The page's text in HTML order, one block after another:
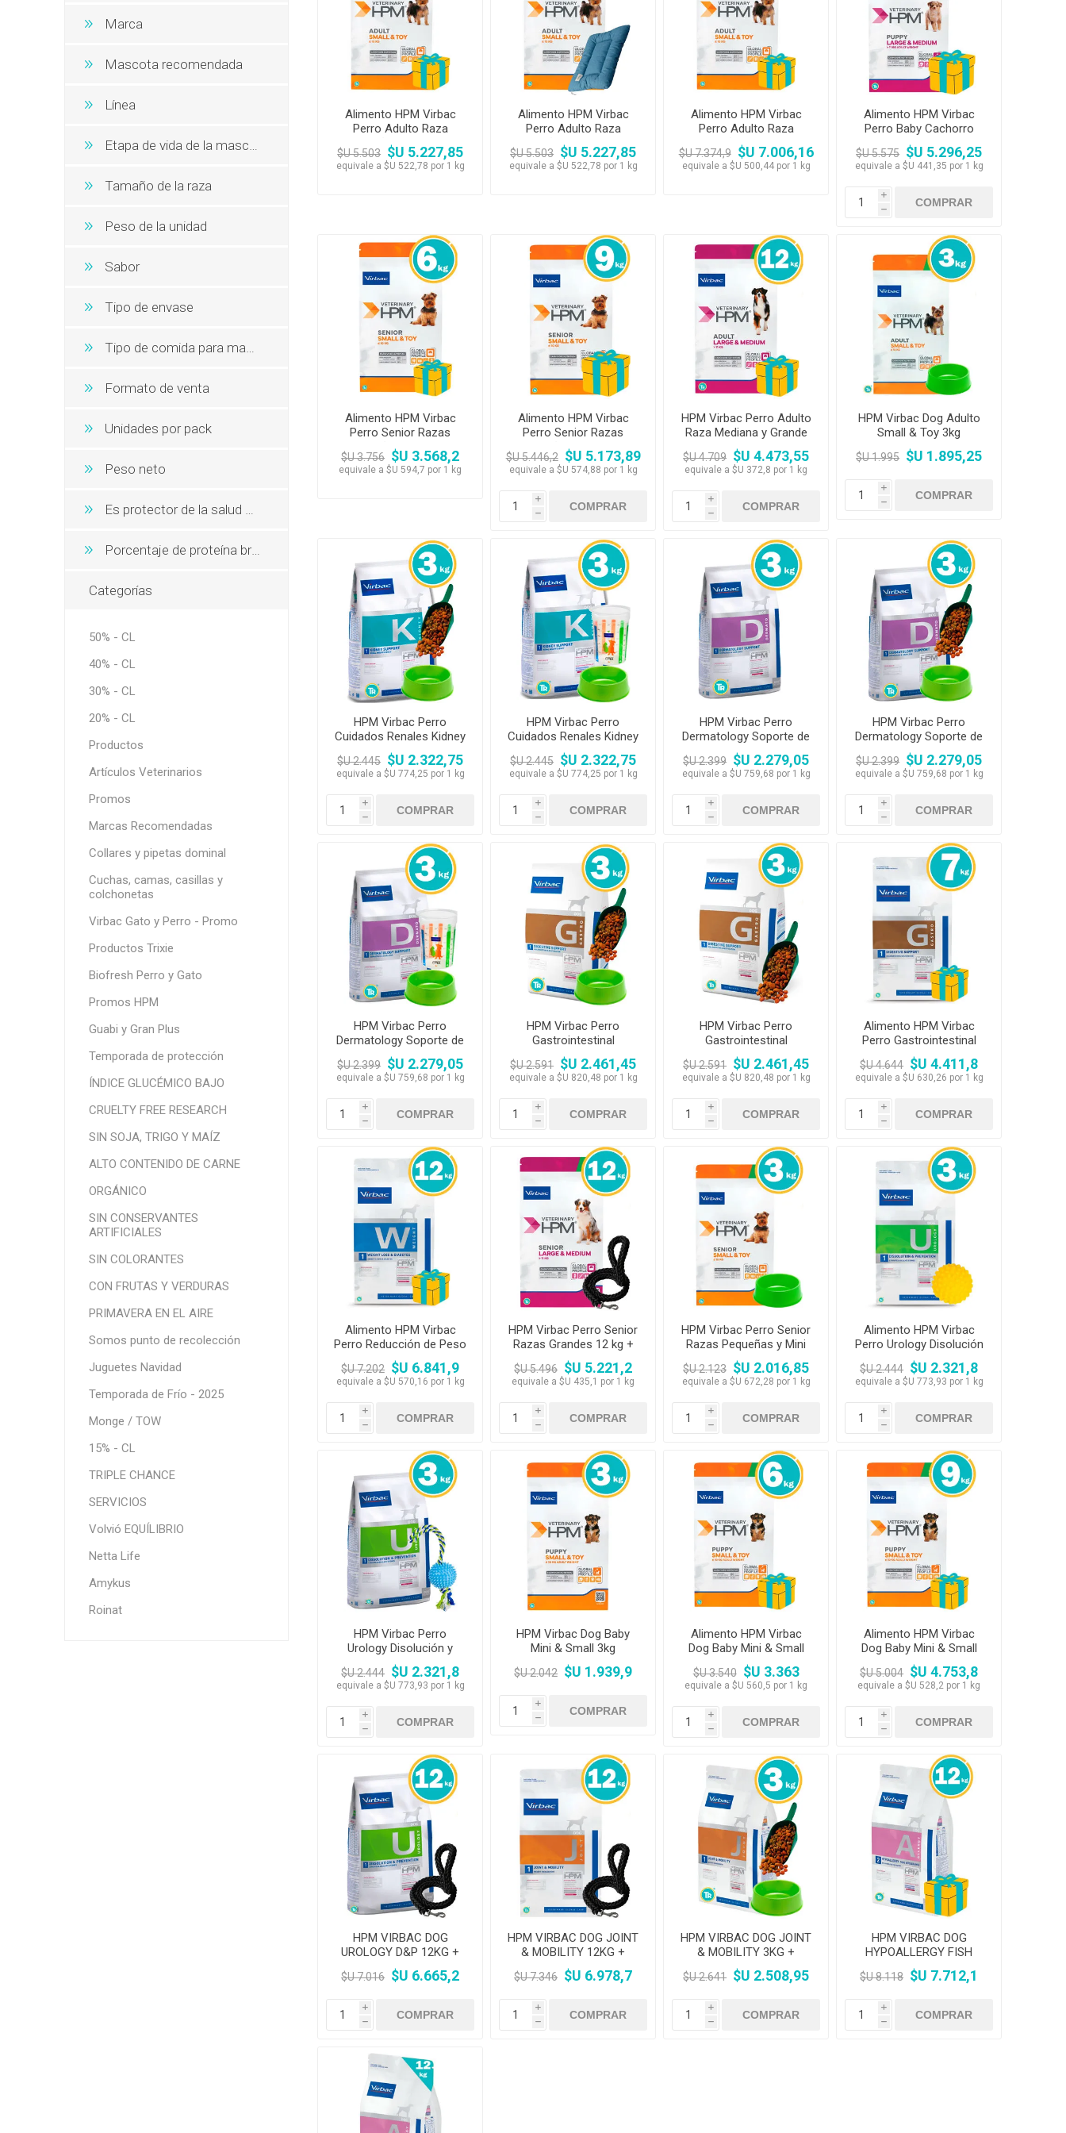
MV Holliday
Primocao
Three Dogs &
Three Cats
Kat Bom
Cachorreiros
Monello Bites
Dietas Veterinarias
Comedero y Bebedero
Juguetes
Chapitas identificatorias
Colchonetas
Estética e Higiene
Antipulgas y Antiparasitarios
Artículos Postoperatorio
Shampoos
Snacks, Premios y Patés
Dietas Veterinarias
Transportadoras
Collares y Arneses
Rascadores
Chapitas Identificatorias
Camas y Cuchas
Medicamentos
Estética (Cepillos, peines y
tijeras)
Antipulgas y Antiparasitarios
Alimento HPM Virbac
Perro Adulto Raza
Pequeña y Mini 10 kg
$U 5.503 $U 5.227,85
equivale a $U 522,78 por 1 kg
Alimento HPM Virbac
Perro Adulto Raza
Pequeña y Mini 10 kg +
colchoneta HPM
$U 5.503 $U 5.227,85
equivale a $U 522,78 por 1 kg
Alimento HPM Virbac
Perro Adulto Raza
Pequeña y Mini 14kg
$U 7.374,9 $U 7.006,16
equivale a $U 500,44 por 1 kg
Alimento HPM Virbac
Perro Baby Cachorro
Raza Mediana y Grande
12 kg
$U 5.575 $U 5.296,25
equivale a $U 441,35 por 1 kg
i
h
Alimento HPM Virbac
Perro Senior Razas
Pequeñas y Mini 6kg
$U 3.756 $U 3.568,2
equivale a $U 594,7 por 1 kg
Alimento HPM Virbac
Perro Senior Razas
Pequeñas y Mini 9 kg
$U 5.446,2 $U 5.173,89
equivale a $U 574,88 por 1 kg
i
h
HPM Virbac Perro Adulto
Raza Mediana y Grande
12kg nuevo envase
$U 4.709 $U 4.473,55
equivale a $U 372,8 por 1 kg
i
h
HPM Virbac Dog Adulto
Small & Toy 3kg
$U 1.995 $U 1.895,25
i
h
HPM Virbac Perro
Cuidados Renales Kidney
Support 3kg + Pala +
Comedero
$U 2.445 $U 2.322,75
equivale a $U 774,25 por 1 kg
i
h
HPM Virbac Perro
Cuidados Renales Kidney
Support 3kg + Vaso +
Comedero
$U 2.445 $U 2.322,75
equivale a $U 774,25 por 1 kg
i
h
HPM Virbac Perro
Dermatology Soporte de
Piel y Pelo 3kg - PROMO
EXPRESS
$U 2.399 $U 2.279,05
equivale a $U 759,68 por 1 kg
i
h
HPM Virbac Perro
Dermatology Soporte de
Piel y Pelo 3kg + Pala +
Comedero
$U 2.399 $U 2.279,05
equivale a $U 759,68 por 1 kg
i
h
HPM Virbac Perro
Dermatology Soporte de
Piel y Pelo 3kg +
Comedero + Vaso -
PROMO WEB
$U 2.399 $U 2.279,05
equivale a $U 759,68 por 1 kg
i
h
HPM Virbac Perro
Gastrointestinal
Trastornos Digestivos
3kg + Pala + Plato
$U 2.591 $U 2.461,45
equivale a $U 820,48 por 1 kg
i
h
HPM Virbac Perro
Gastrointestinal
Trastornos Digestivos
3kg + Pala Dosificadora
$U 2.591 $U 2.461,45
equivale a $U 820,48 por 1 kg
i
h
Alimento HPM Virbac
Perro Gastrointestinal
Trastornos Digestivos
7kg
$U 4.644 $U 4.411,8
equivale a $U 630,26 por 1 kg
i
h
Alimento HPM Virbac
Perro Reducción de Peso
y Diabetes 12kg
$U 7.202 $U 6.841,9
equivale a $U 570,16 por 1 kg
i
h
HPM Virbac Perro Senior
Razas Grandes 12 kg +
Correa trenzada
$U 5.496 $U 5.221,2
equivale a $U 435,1 por 1 kg
i
h
HPM Virbac Perro Senior
Razas Pequeñas y Mini
3kg + Comedero
$U 2.123 $U 2.016,85
equivale a $U 672,28 por 1 kg
i
h
Alimento HPM Virbac
Perro Urology Disolución
y Prevención 3kg +
Pelota
$U 2.444 $U 2.321,8
equivale a $U 773,93 por 1 kg
i
h
HPM Virbac Perro
Urology Disolución y
Prevención 3kg +
Juguete
$U 2.444 $U 2.321,8
equivale a $U 773,93 por 1 kg
i
h
HPM Virbac Dog Baby
Mini & Small 3kg
$U 2.042 $U 1.939,9
i
h
Alimento HPM Virbac
Dog Baby Mini & Small
6kg
$U 3.540 $U 3.363
equivale a $U 560,5 por 1 kg
i
h
Alimento HPM Virbac
Dog Baby Mini & Small
9kg
$U 5.004 $U 4.753,8
equivale a $U 528,2 por 1 kg
i
h
HPM VIRBAC DOG
UROLOGY D&P 12KG +
Correa trenzada
$U 7.016 $U 6.665,2
i
h
HPM VIRBAC DOG JOINT
& MOBILITY 12KG +
correa trenzada
$U 7.346 $U 6.978,7
i
h
HPM VIRBAC DOG JOINT
& MOBILITY 3KG +
COMEDERO + PALA
$U 2.641 $U 2.508,95
i
h
HPM VIRBAC DOG
HYPOALLERGY FISH
PROTEIN 12KG
$U 8.118 $U 7.712,1
i
h
Marca
Mascota recomendada
Línea
Etapa de vida de la mascota
Tamaño de la raza
Peso de la unidad
Sabor
Tipo de envase
Tipo de comida para mascotas
Formato de venta
Unidades por pack
Peso neto
Es protector de la salud oral
Porcentaje de proteína bruta
Categorías
50% - CL
40% - CL
30% - CL
20% - CL
Productos
Artículos Veterinarios
Promos
Marcas Recomendadas
Collares y pipetas dominal
Cuchas, camas, casillas y
colchonetas
Virbac Gato y Perro - Promo
Productos Trixie
Biofresh Perro y Gato
Promos HPM
Guabi y Gran Plus
Temporada de protección
ÍNDICE GLUCÉMICO BAJO
CRUELTY FREE RESEARCH
SIN SOJA, TRIGO Y MAÍZ
ALTO CONTENIDO DE CARNE
ORGÁNICO
SIN CONSERVANTES
ARTIFICIALES
SIN COLORANTES
CON FRUTAS Y VERDURAS
PRIMAVERA EN EL AIRE
Somos punto de recolección
Juguetes Navidad
Temporada de Frío - 2025
Monge / TOW
15% - CL
TRIPLE CHANCE
SERVICIOS
Volvió EQUÍLIBRIO
Netta Life
Amykus
Roinat